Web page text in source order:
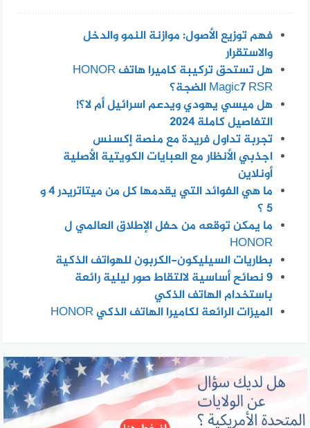
فهم توزيع الأصول: موازنة النمو والدخل
والاستقرار
هل تستحق تركيبة كاميرا هاتف HONOR
Magic7 RSR الضجة؟
هل ميسي يهودي ويدعم اسرائيل أم لا؟!
التفاصيل كاملة 2024
تجربة تداول فريدة مع منصة إكسنس
اجذبي الأنظار مع العبايات الكويتية الأصلية
أونلاين
ما هي الفوائد التي يقدمها كل من ميتاتريدر 4 و
5 ؟
ما يمكن توقعه من حفل الإطلاق العالمي ل
HONOR
بطاريات السيليكون-الكربون للهواتف الذكية
٩ نصائح أساسية لالتقاط صور ليلية رائعة
باستخدام الهاتف الذكي
الميزات الرائعة لكاميرا الهاتف الذكي HONOR